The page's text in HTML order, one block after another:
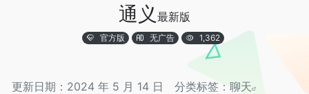
通义 最新版
官方版 无广告 1,362
更新日期：2024 年 5 月 14 日 分类标签： 聊天